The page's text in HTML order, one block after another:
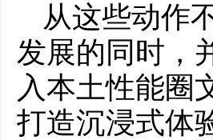
从这些动作
发展的同时，
入本土性能圈
打造沉浸式体